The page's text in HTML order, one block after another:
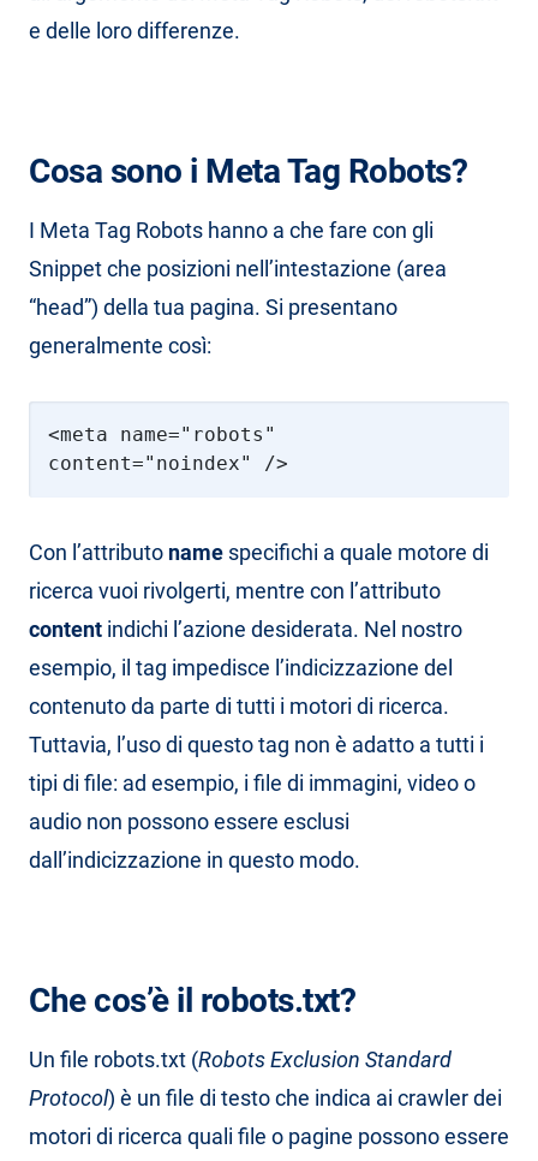
e delle loro differenze.
Cosa sono i Meta Tag Robots?
I Meta Tag Robots hanno a che fare con gli
Snippet che posizioni nell’intestazione (area
“head”) della tua pagina. Si presentano
generalmente così:
<meta name="robots"
content="noindex" />
Con l’attributo name specifichi a quale motore di
ricerca vuoi rivolgerti, mentre con l’attributo
content indichi l’azione desiderata. Nel nostro
esempio, il tag impedisce l’indicizzazione del
contenuto da parte di tutti i motori di ricerca.
Tuttavia, l’uso di questo tag non è adatto a tutti i
tipi di file: ad esempio, i file di immagini, video o
audio non possono essere esclusi
dall’indicizzazione in questo modo.
Che cos’è il robots.txt?
Un file robots.txt (Robots Exclusion Standard
Protocol) è un file di testo che indica ai crawler dei
motori di ricerca quali file o pagine possono essere